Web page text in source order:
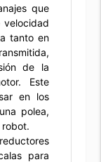
que
tanto en
de la
Este
en los
polea,
robot.
para